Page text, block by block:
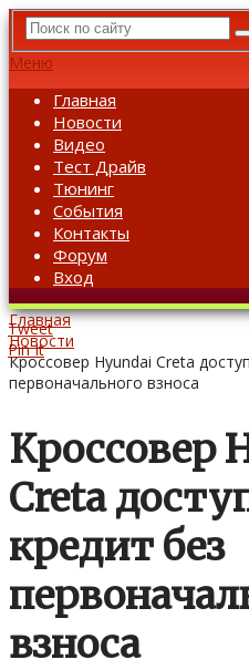
Меню
Главная
Новости
Видео
Тест Драйв
Тюнинг
События
Контакты
Форум
Вход
Главная
Новости
Кроссовер Hyundai Creta
первоначального взноса
Кроссовер
Creta
кредит без
взноса
Tweet
Pin It